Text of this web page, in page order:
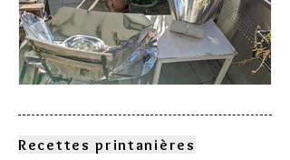
Comment choisir son four
solaire?
Recettes printanières